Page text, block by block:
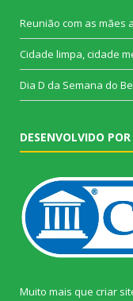
Reunião com as mães
Cidade limpa, cidade
Dia D da Semana do
DESENVOLVIDO
Muito mais que criar